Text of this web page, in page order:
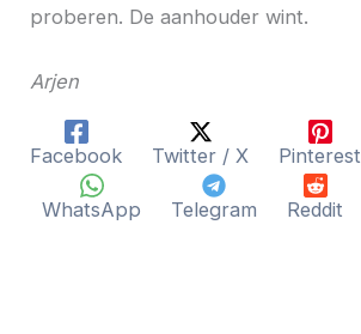
proberen. De aanhouder wint.
Arjen
Facebook Twitter / X Pinterest
WhatsApp Telegram Reddit